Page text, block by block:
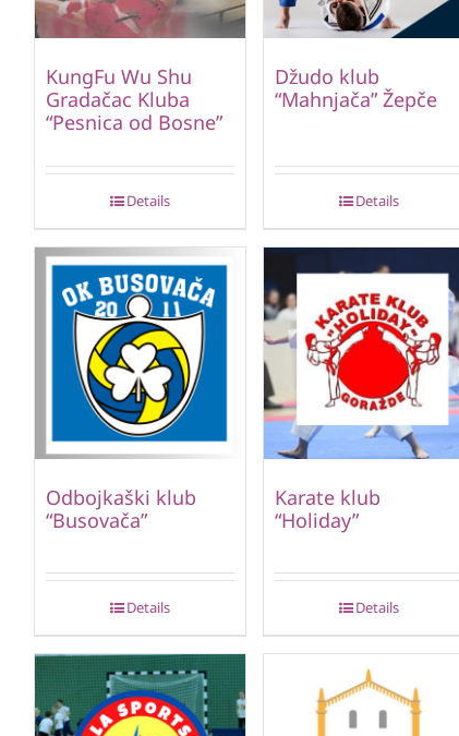
KungFu Wu Shu
Gradačac Kluba
“Pesnica od Bosne”
Details
Džudo klub
“Mahnjača” Žepče
Details
Odbojkaški klub
“Busovača”
Details
Karate klub
“Holiday”
Details